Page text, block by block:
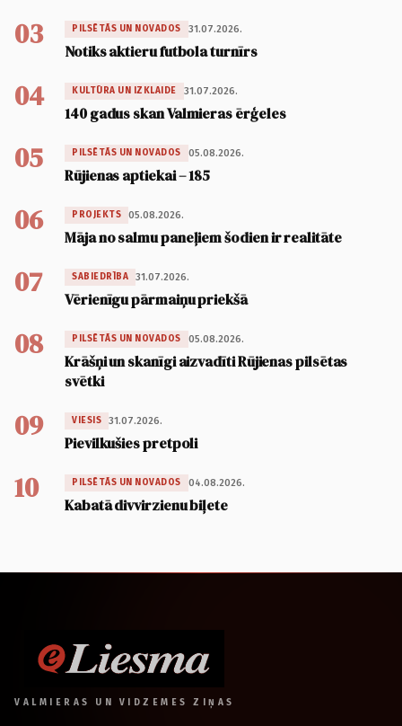
03 PILSĒTĀS UN NOVADOS 31.07.2026.
Notiks aktieru futbola turnīrs
04 KULTŪRA UN IZKLAIDE 31.07.2026.
140 gadus skan Valmieras ērģeles
05 PILSĒTĀS UN NOVADOS 05.08.2026.
Rūjienas aptiekai – 185
06 PROJEKTS 05.08.2026.
Māja no salmu paneļiem šodien ir realitāte
07 SABIEDRĪBA 31.07.2026.
Vērienīgu pārmaiņu priekšā
08 PILSĒTĀS UN NOVADOS 05.08.2026.
Krāšņi un skanīgi aizvadīti Rūjienas pilsētas
svētki
09 VIESIS 31.07.2026.
Pievilkušies pretpoli
10 PILSĒTĀS UN NOVADOS 04.08.2026.
Kabatā divvirzienu biļete
VALMIERAS UN VIDZEMES ZIŅAS